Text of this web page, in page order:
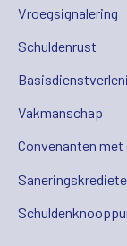
Vroegsignalering
Schuldenrust
Vakmanschap
Convenanten